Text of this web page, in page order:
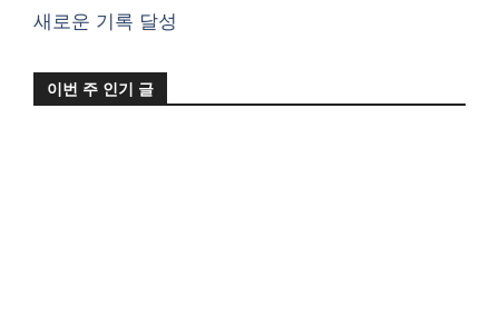
새로운 기록 달성
이번 주 인기 글